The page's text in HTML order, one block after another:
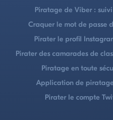
Piratage de Viber :
Craquer le mot de passe
Pirater le profil
Pirater des camarades de
Piratage en toute
Application de
Pirater le compte